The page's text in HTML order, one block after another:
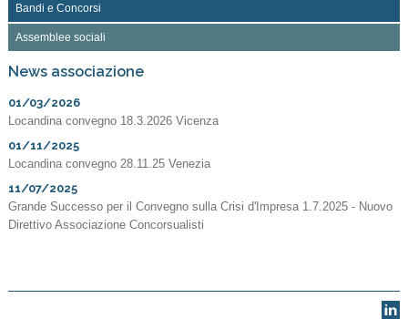
Bandi e Concorsi
Assemblee sociali
News associazione
01/03/2026
Locandina convegno 18.3.2026 Vicenza
01/11/2025
Locandina convegno 28.11.25 Venezia
11/07/2025
Grande Successo per il Convegno sulla Crisi d'Impresa 1.7.2025 - Nuovo
Direttivo Associazione Concorsualisti